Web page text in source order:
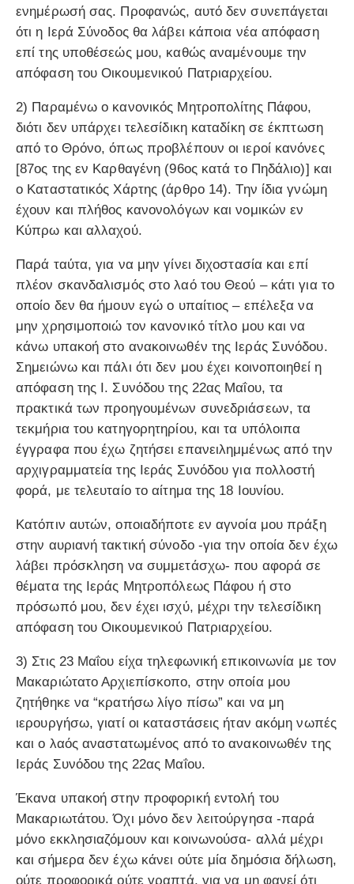
ενημέρωσή σας. Προφανώς, αυτό δεν συνεπάγεται
ότι η Ιερά Σύνοδος θα λάβει κάποια νέα απόφαση
επί της υποθέσεώς μου, καθώς αναμένουμε την
απόφαση του Οικουμενικού Πατριαρχείου.
2) Παραμένω ο κανονικός Μητροπολίτης Πάφου,
διότι δεν υπάρχει τελεσίδικη καταδίκη σε έκπτωση
από το Θρόνο, όπως προβλέπουν οι ιεροί κανόνες
[87ος της εν Καρθαγένη (96ος κατά το Πηδάλιο)] και
ο Καταστατικός Χάρτης (άρθρο 14). Την ίδια γνώμη
έχουν και πλήθος κανονολόγων και νομικών εν
Κύπρω και αλλαχού.
Παρά ταύτα, για να μην γίνει διχοστασία και επί
πλέον σκανδαλισμός στο λαό του Θεού – κάτι για το
οποίο δεν θα ήμουν εγώ ο υπαίτιος – επέλεξα να
μην χρησιμοποιώ τον κανονικό τίτλο μου και να
κάνω υπακοή στο ανακοινωθέν της Ιεράς Συνόδου.
Σημειώνω και πάλι ότι δεν μου έχει κοινοποιηθεί η
απόφαση της Ι. Συνόδου της 22ας Μαΐου, τα
πρακτικά των προηγουμένων συνεδριάσεων, τα
τεκμήρια του κατηγορητηρίου, και τα υπόλοιπα
έγγραφα που έχω ζητήσει επανειλημμένως από την
αρχιγραμματεία της Ιεράς Συνόδου για πολλοστή
φορά, με τελευταίο το αίτημα της 18 Ιουνίου.
Κατόπιν αυτών, οποιαδήποτε εν αγνοία μου πράξη
στην αυριανή τακτική σύνοδο -για την οποία δεν έχω
λάβει πρόσκληση να συμμετάσχω- που αφορά σε
θέματα της Ιεράς Μητροπόλεως Πάφου ή στο
πρόσωπό μου, δεν έχει ισχύ, μέχρι την τελεσίδικη
απόφαση του Οικουμενικού Πατριαρχείου.
3) Στις 23 Μαΐου είχα τηλεφωνική επικοινωνία με τον
Μακαριώτατο Αρχιεπίσκοπο, στην οποία μου
ζητήθηκε να “κρατήσω λίγο πίσω” και να μη
ιερουργήσω, γιατί οι καταστάσεις ήταν ακόμη νωπές
και ο λαός αναστατωμένος από το ανακοινωθέν της
Ιεράς Συνόδου της 22ας Μαΐου.
Έκανα υπακοή στην προφορική εντολή του
Μακαριωτάτου. Όχι μόνο δεν λειτούργησα -παρά
μόνο εκκλησιαζόμουν και κοινωνούσα- αλλά μέχρι
και σήμερα δεν έχω κάνει ούτε μία δημόσια δήλωση,
ούτε προφορικά ούτε γραπτά, για να μη φανεί ότι